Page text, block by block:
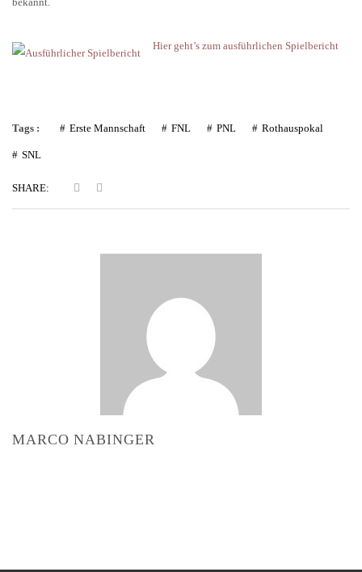
Hier geht’s zum ausführlichen Spielbericht
Tags : Erste Mannschaft FNL PNL Rothauspokal
SNL
SHARE:
MARCO NABINGER